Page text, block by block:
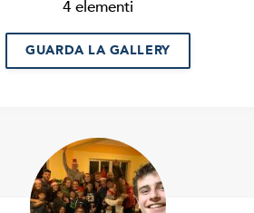
4 elementi
GUARDA LA GALLERY